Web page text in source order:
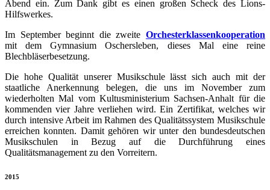
Abend ein. Zum Dank gibt es einen großen Scheck des Lions-
Hilfswerkes.
Im September beginnt die zweite Orchesterklassenkooperation
mit dem Gymnasium Oschersleben, dieses Mal eine reine
Blechbläserbesetzung.
Die hohe Qualität unserer Musikschule lässt sich auch mit der
staatliche Anerkennung belegen, die uns im November zum
wiederholten Mal vom Kultusministerium Sachsen-Anhalt für die
kommenden vier Jahre verliehen wird. Ein Zertifikat, welches wir
durch intensive Arbeit im Rahmen des Qualitätssystem Musikschule
erreichen konnten. Damit gehören wir unter den bundesdeutschen
Musikschulen in Bezug auf die Durchführung eines
Qualitätsmanagement zu den Vorreitern.
2015